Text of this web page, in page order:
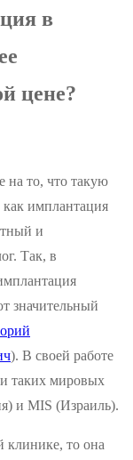
в
цене?
на то, что такую
как имплантация
и
Так, в
значительный
). В своей работе
таких мировых
и MIS (Израиль).
клинике, то она